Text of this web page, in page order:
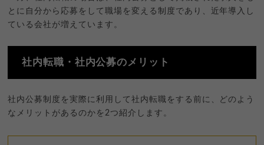
とに自分から応募をして職場を変える制度であり、近年導入し
ている会社が増えています。
社内転職・社内公募のメリット
社内公募制度を実際に利用して社内転職をする前に、どのよう
なメリットがあるのかを2つ紹介します。